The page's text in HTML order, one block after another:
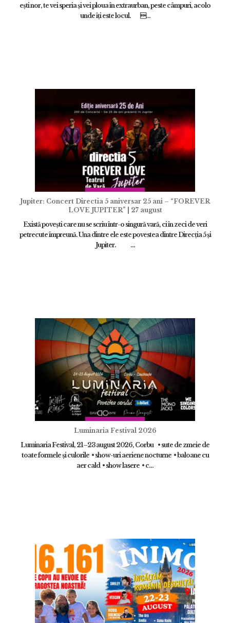
ADAUGĂ
eşti nor, te vei speria şi vei ploua în extraurban, peste câmpuri, acolo
unde îţi este locul. ...
Jupiter: Concert Directia 5 aniversar 25 ani – “FOREVER
LOVE JUPITER” | 27 august
Există povești care nu se scriu într-o singură vară, ci în zeci de veri
petrecute împreună. Una dintre ele este povestea dintre Direcția 5 și
Jupiter. ...
Luminaria Festival 2026
Luminaria Festival, 21–23 august 2026, Corbu • sute de zmeie de
toate formele și culorile • show-uri aeriene nocturne • baloane cu
aer cald • show lasere • c...